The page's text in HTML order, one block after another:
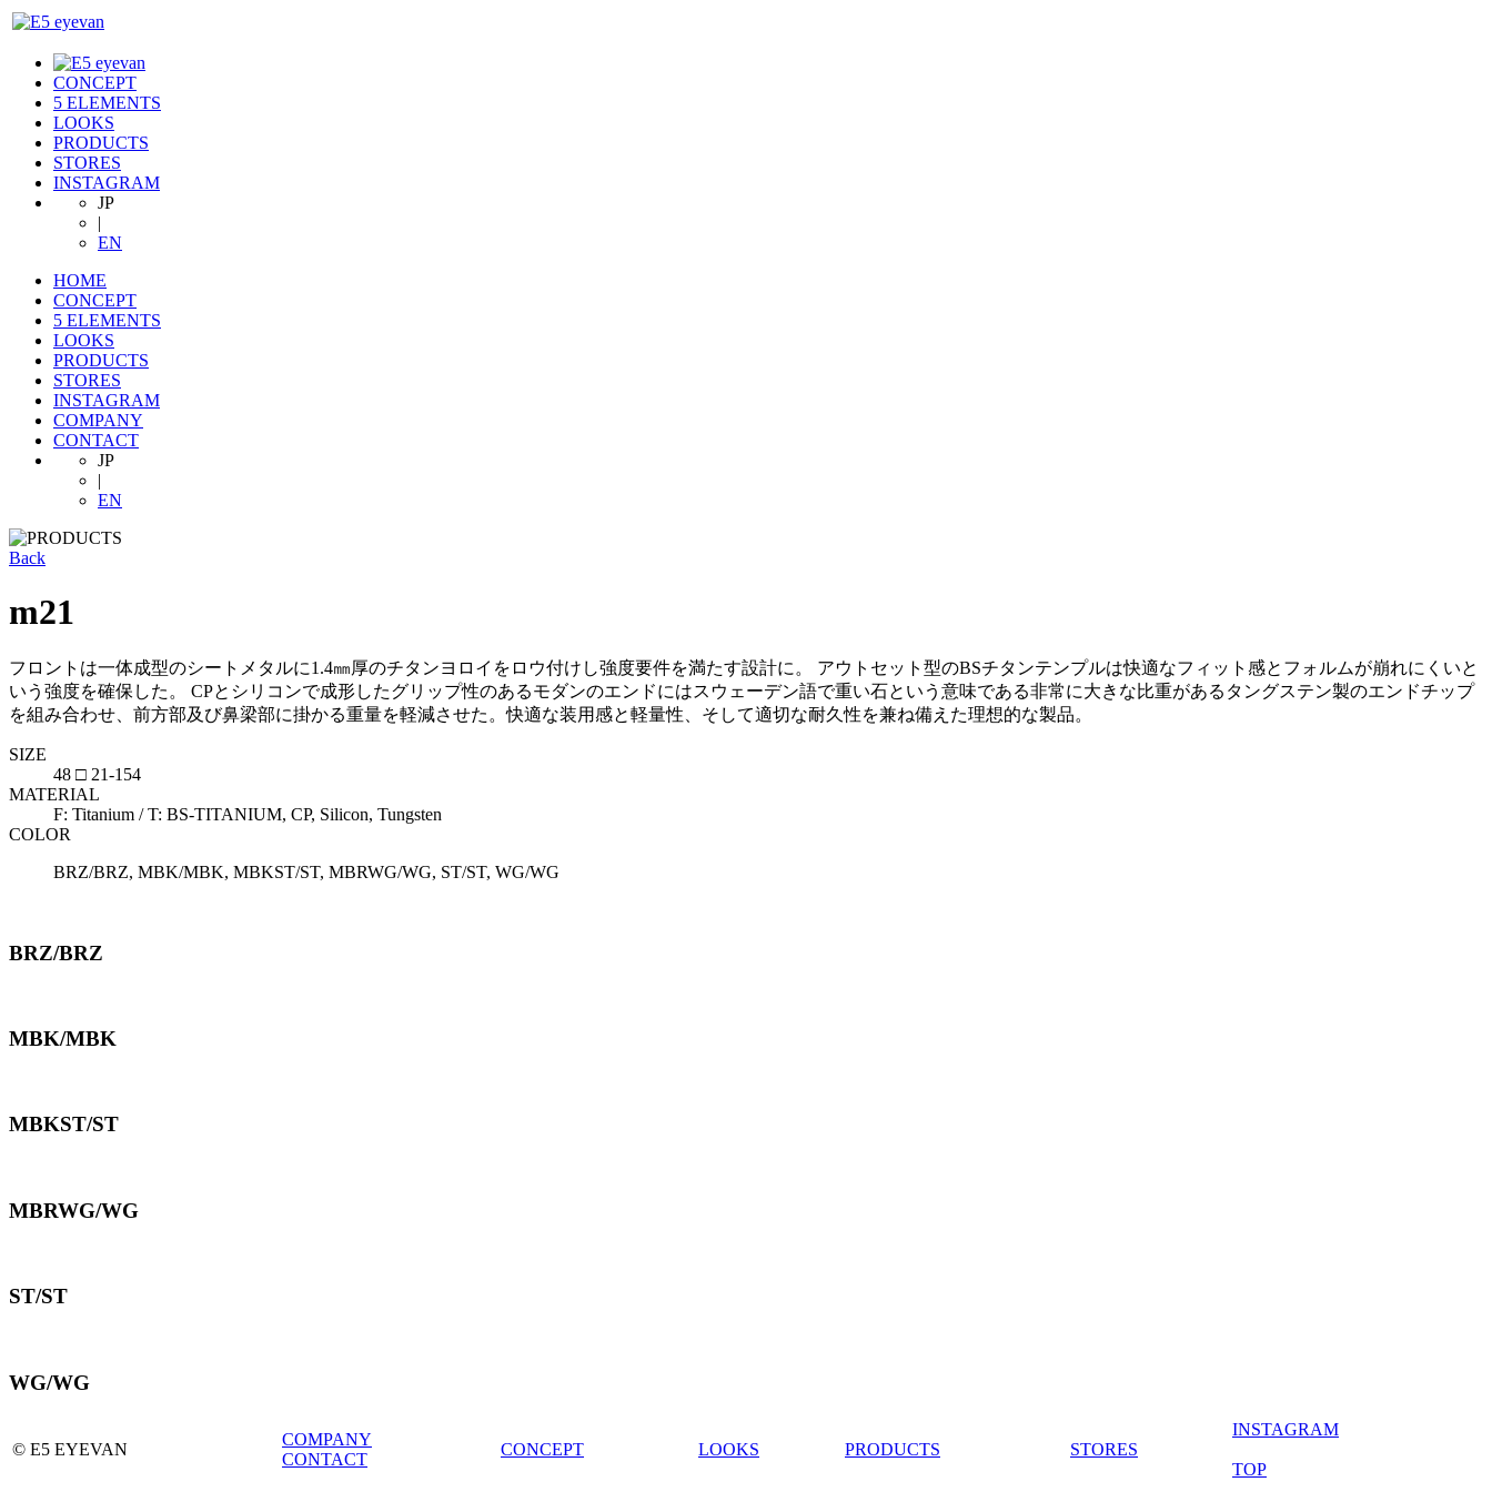
CONCEPT
5 ELEMENTS
LOOKS
PRODUCTS
STORES
INSTAGRAM
JP
|
EN
HOME
CONCEPT
5 ELEMENTS
LOOKS
PRODUCTS
STORES
INSTAGRAM
COMPANY
CONTACT
JP
|
EN
Back
m21
フロントは一体成型のシートメタルに1.4㎜厚のチタンヨロイをロウ付けし強度要件を満たす設計に。 アウトセット型のBSチタンテンプルは快適なフィット感とフォルムが崩れにくいと
いう強度を確保した。 CPとシリコンで成形したグリップ性のあるモダンのエンドにはスウェーデン語で重い石という意味である非常に大きな比重があるタングステン製のエンドチップ
を組み合わせ、前方部及び鼻梁部に掛かる重量を軽減させた。快適な装用感と軽量性、そして適切な耐久性を兼ね備えた理想的な製品。
SIZE
48 □ 21-154
MATERIAL
F: Titanium / T: BS-TITANIUM, CP, Silicon, Tungsten
COLOR
BRZ/BRZ, MBK/MBK, MBKST/ST, MBRWG/WG, ST/ST, WG/WG
BRZ/BRZ
MBK/MBK
MBKST/ST
MBRWG/WG
ST/ST
WG/WG
© E5 EYEVAN
COMPANY
CONTACT
CONCEPT LOOKS PRODUCTS STORES
INSTAGRAM
TOP